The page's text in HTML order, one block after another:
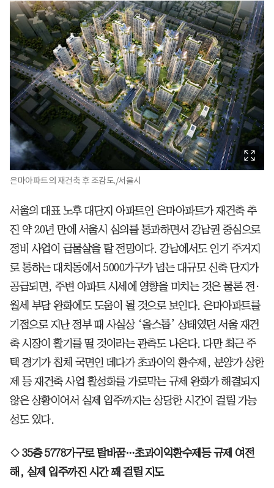
은마아파트의 재건축 후 조감도./서울시
서울의 대표 노후 대단지 아파트인 은마아파트가 재건축 추
진 약 20년 만에 서울시 심의를 통과하면서 강남권 중심으로
정비 사업이 급물살을 탈 전망이다. 강남에서도 인기 주거지
로 통하는 대치동에서 5000가구가 넘는 대규모 신축 단지가
공급되면, 주변 아파트 시세에 영향을 미치는 것은 물론 전·
월세 부담 완화에도 도움이 될 것으로 보인다. 은마아파트를
기점으로 지난 정부 때 사실상 ‘올스톱’ 상태였던 서울 재건
축 시장이 활기를 띨 것이라는 관측도 나온다. 다만 최근 주
택 경기가 침체 국면인 데다가 초과이익 환수제, 분양가 상한
제 등 재건축 사업 활성화를 가로막는 규제 완화가 해결되지
않은 상황이어서 실제 입주까지는 상당한 시간이 걸릴 가능
성도 있다.
◇ 35층 5778가구로 탈바꿈…초과이익환수제등 규제 여전
해, 실제 입주까진 시간 꽤 걸릴 지도